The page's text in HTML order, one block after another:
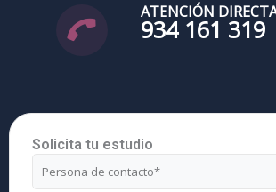
ATENCIÓN
934 161 319
Solicita tu estudio
Nombre